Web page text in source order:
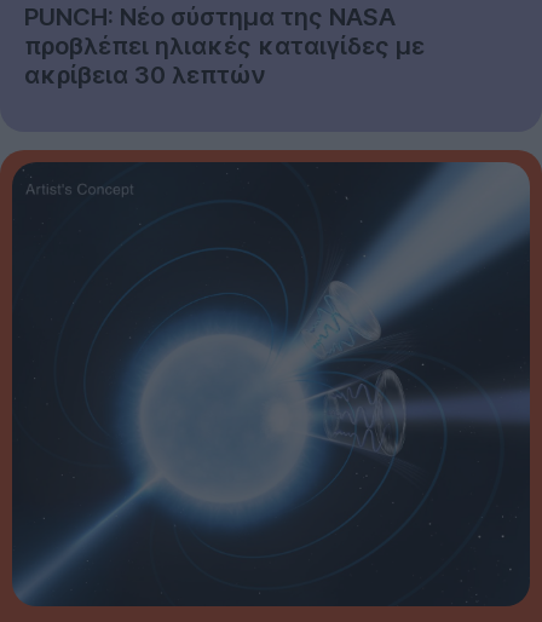
PUNCH: Νέο σύστημα της NASA
προβλέπει ηλιακές καταιγίδες με
ακρίβεια 30 λεπτών